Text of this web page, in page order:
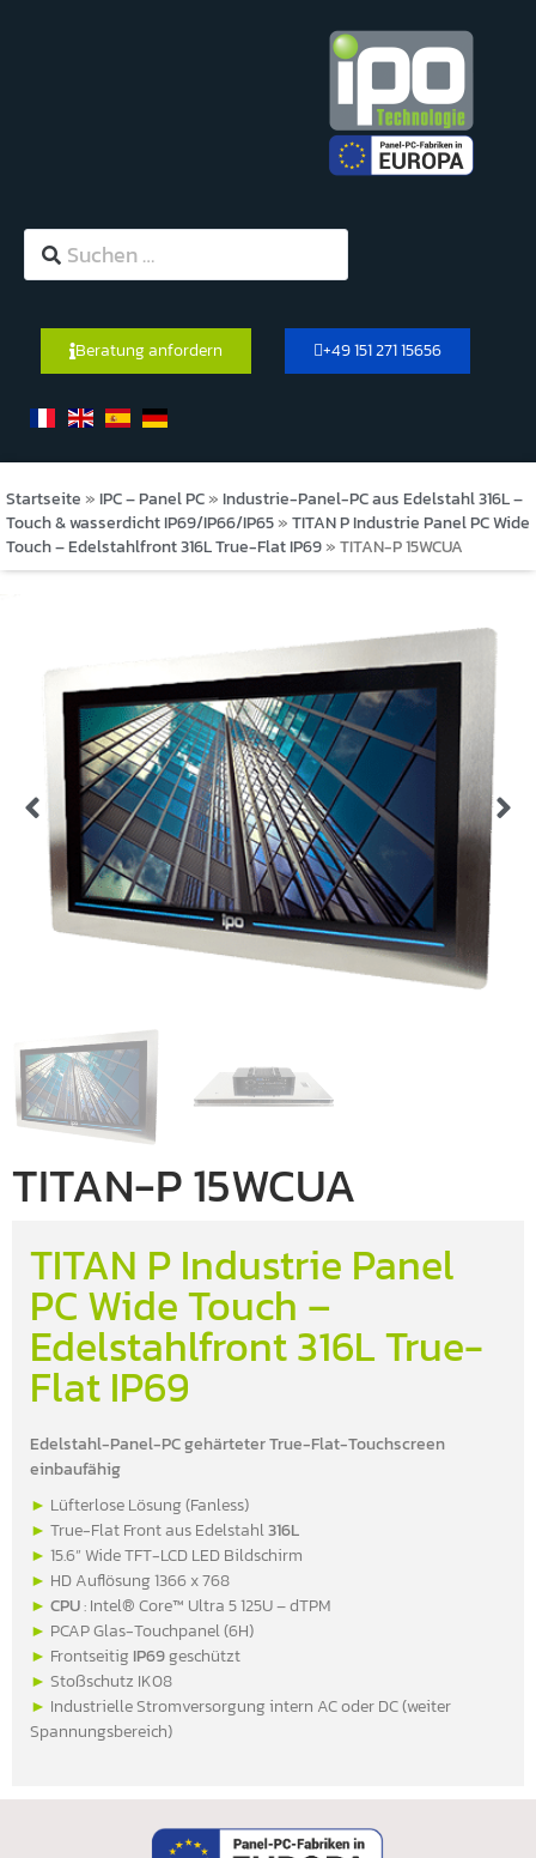
Beratung anfordern +49 151 271 15656
Startseite » IPC – Panel PC » Industrie-Panel-PC aus Edelstahl 316L –
Touch & wasserdicht IP69/IP66/IP65 » TITAN P Industrie Panel PC Wide
Touch – Edelstahlfront 316L True-Flat IP69 » TITAN-P 15WCUA
TITAN-P 15WCUA
TITAN P Industrie Panel
PC Wide Touch –
Edelstahlfront 316L True-
Flat IP69
Edelstahl-Panel-PC gehärteter True-Flat-Touchscreen
einbaufähig
► Lüfterlose Lösung (Fanless)
► True-Flat Front aus Edelstahl316L
► 15.6” Wide TFT-LCD LED Bildschirm
► HD Auflösung 1366 x 768
► CPU: Intel® Core™ Ultra 5 125U – dTPM
► PCAP Glas-Touchpanel (6H)
► Frontseitig IP69geschützt
► Stoßschutz IK08
► Industrielle Stromversorgung intern AC oder DC (weiter
Spannungsbereich)